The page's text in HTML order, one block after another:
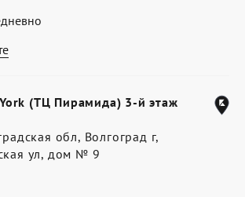
(ТЦ Пирамида) 3-й этаж
обл, Волгоград г,
ул, дом № 9